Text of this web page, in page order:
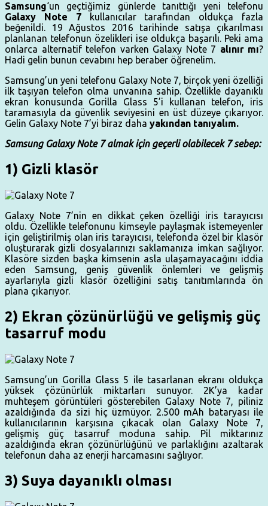
Samsung‘un geçtiğimiz günlerde tanıttığı yeni telefonu
Galaxy Note 7kullanıcılar tarafından oldukça fazla
beğenildi. 19 Ağustos 2016 tarihinde satışa çıkarılması
planlanan telefonun özelikleri ise oldukça başarılı. Peki ama
onlarca alternatif telefon varken Galaxy Note 7 alınır mı?
Hadi gelin bunun cevabını hep beraber öğrenelim.
Samsung’un yeni telefonu Galaxy Note 7, birçok yeni özelliği
ilk taşıyan telefon olma unvanına sahip. Özellikle dayanıklı
ekran konusunda Gorilla Glass 5’i kullanan telefon, iris
taramasıyla da güvenlik seviyesini en üst düzeye çıkarıyor.
Gelin Galaxy Note 7’yi biraz daha yakından tanıyalım.
Samsung Galaxy Note 7 almak için geçerli olabilecek 7 sebep:
1) Gizli klasör
Galaxy Note 7’nin en dikkat çeken özelliği iris tarayıcısı
oldu. Özellikle telefonunu kimseyle paylaşmak istemeyenler
için geliştirilmiş olan iris tarayıcısı, telefonda özel bir klasör
oluşturarak gizli dosyalarınızı saklamanıza imkan sağlıyor.
Klasöre sizden başka kimsenin asla ulaşamayacağını iddia
eden Samsung, geniş güvenlik önlemleri ve gelişmiş
ayarlarıyla gizli klasör özelliğini satış tanıtımlarında ön
plana çıkarıyor.
2) Ekran çözünürlüğü ve gelişmiş güç
tasarruf modu
Samsung’un Gorilla Glass 5 ile tasarlanan ekranı oldukça
yüksek çözünürlük miktarları sunuyor. 2K’ya kadar
muhteşem görüntüleri gösterebilen Galaxy Note 7, piliniz
azaldığında da sizi hiç üzmüyor. 2.500 mAh bataryası ile
kullanıcılarının karşısına çıkacak olan Galaxy Note 7,
gelişmiş güç tasarruf moduna sahip. Pil miktarınız
azaldığında ekran çözünürlüğünü ve parlaklığını azaltarak
telefonun daha az enerji harcamasını sağlıyor.
3) Suya dayanıklı olması